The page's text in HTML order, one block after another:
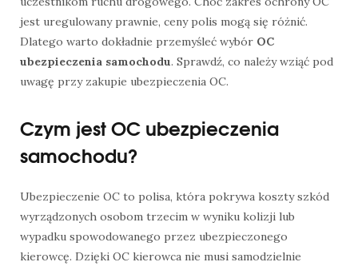
jest uregulowany prawnie, ceny polis mogą się różnić.
Dlatego warto dokładnie przemyśleć wybór OC
ubezpieczenia samochodu. Sprawdź, co należy wziąć pod
uwagę przy zakupie ubezpieczenia OC.
Czym jest OC ubezpieczenia
samochodu?
Ubezpieczenie OC to polisa, która pokrywa koszty szkód
wyrządzonych osobom trzecim w wyniku kolizji lub
wypadku spowodowanego przez ubezpieczonego
kierowcę. Dzięki OC kierowca nie musi samodzielnie